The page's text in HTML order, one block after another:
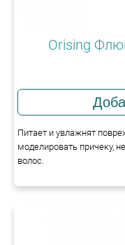
Orising
Питает и увлажнят
моделировать причеку,
волос.